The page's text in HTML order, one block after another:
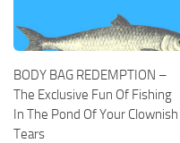
BODY BAG REDEMPTION –
The Exclusive Fun Of Fishing
In The Pond Of Your Clownish
Tears